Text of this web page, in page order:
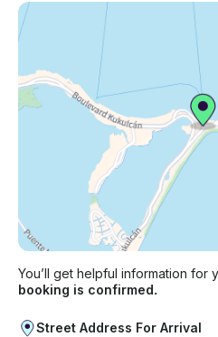
You’ll get helpful information for
booking is confirmed.
Street Address For Arrival